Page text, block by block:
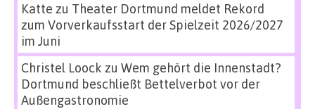
Katte zu Theater Dortmund meldet Rekord
zum Vorverkaufsstart der Spielzeit 2026/2027
im Juni
Christel Loock zu Wem gehört die Innenstadt?
Dortmund beschließt Bettelverbot vor der
Außengastronomie